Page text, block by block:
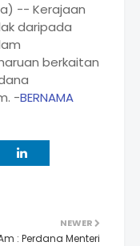
-- Kerajaan
daripada
berkaitan
-BERNAMA
NEWER
: Perdana Menteri